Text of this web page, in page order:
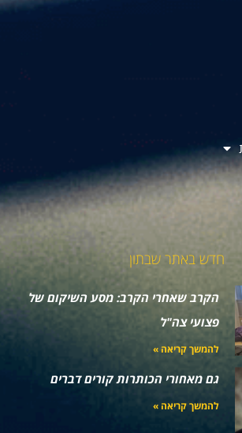
חדש באתר שבתון
הקרב שאחרי הקרב: מסע השיקום של
פצועי צה"ל
להמשך קריאה »
גם מאחורי הכותרות קורים דברים
להמשך קריאה »